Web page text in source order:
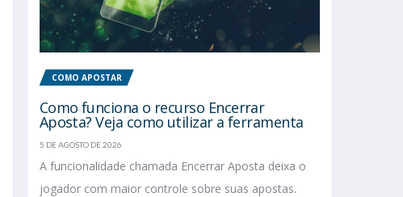
COMO APOSTAR
Como funciona o recurso Encerrar
Aposta? Veja como utilizar a ferramenta
5 DE AGOSTO DE 2026
A funcionalidade chamada Encerrar Aposta deixa o
jogador com maior controle sobre suas apostas.